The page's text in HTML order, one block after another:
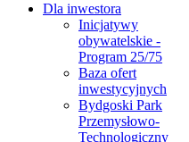
Dla inwestora
Inicjatywy
obywatelskie -
Program 25/75
Baza ofert
inwestycyjnych
Bydgoski Park
Przemysłowo-
Technologiczny